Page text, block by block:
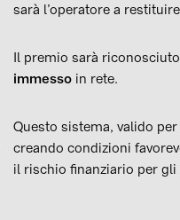
sarà l’operatore a
Il premio sarà riconosciuto
immesso in rete.
Questo sistema, valido
creando condizioni
il rischio finanziario per